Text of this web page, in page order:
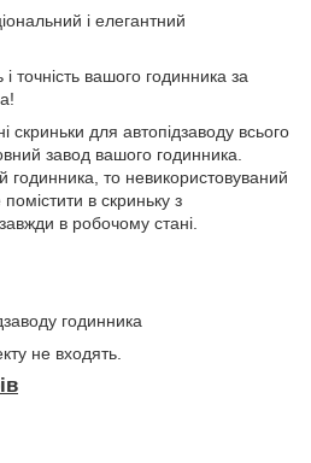
і елегантний
і точність вашого годинника за
скриньки для автопідзаводу всього
завод вашого годинника.
годинника, то невикористовуваний
в скриньку з
в робочому стані.
годинника
не входять.